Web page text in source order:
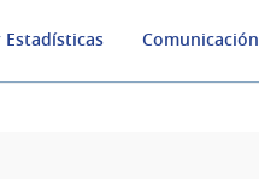
Estadísticas Comunicación